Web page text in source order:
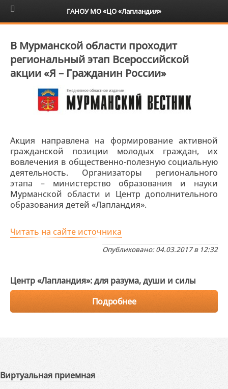
6+
В Мурманской области проходит
региональный этап Всероссийской
акции «Я – Гражданин России»
Акция направлена на формирование активной
гражданской позиции молодых граждан, их
вовлечения в общественно-полезную социальную
деятельность. Организаторы регионального
этапа – министерство образования и науки
Мурманской области и Центр дополнительного
образования детей «Лапландия».
Читать на сайте источника
Опубликовано: 04.03.2017 в 12:32
Центр «Лапландия»: для разума, души и силы
Подробнее
Виртуальная приемная
ГАНОУ МО «ЦО «Лапландия»